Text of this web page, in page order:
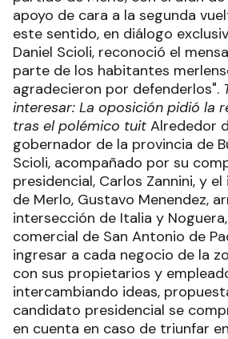
apoyo de cara a la segunda
este sentido, en diálogo
Daniel Scioli, reconoció el
parte de los habitantes
agradecieron por defenderlos".
interesar: La oposición pidió la
tras el polémico tuit Alrededor
gobernador de la provincia de
Scioli, acompañado por su
presidencial, Carlos Zannini, y
de Merlo, Gustavo Menendez,
intersección de Italia y
comercial de San Antonio de
ingresar a cada negocio de la
con sus propietarios y
intercambiando ideas,
candidato presidencial se
en cuenta en caso de triunfar